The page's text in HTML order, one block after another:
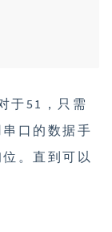
于51，只需
口的数据手
。直到可以